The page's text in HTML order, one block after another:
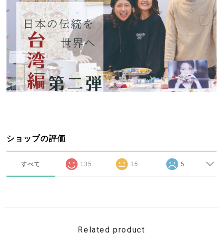
ショップの評価
すべて 135 15 5
Related product